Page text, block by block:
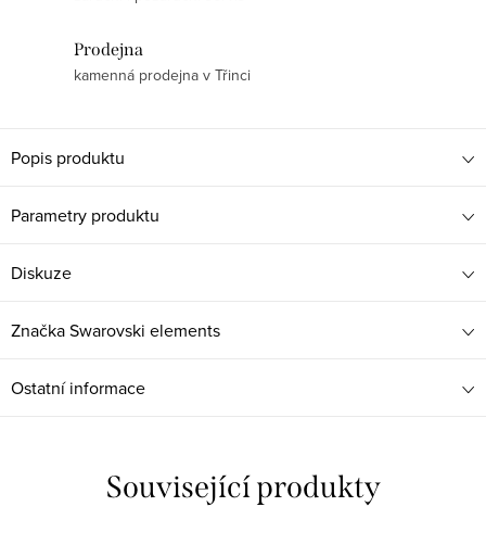
Prodejna
kamenná prodejna v Třinci
Popis produktu
Parametry produktu
Diskuze
ZnačkaSwarovski elements
Ostatní informace
Související produkty